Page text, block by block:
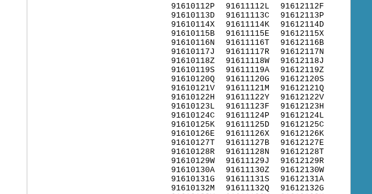
91610112P
91610113D
91610114X
91610115B
91610116N
91610117J
91610118Z
91610119S
91610120Q
91610121V
91610122H
91610123L
91610124C
91610125K
91610126E
91610127T
91610128R
91610129W
91610130A
91610131G
91610132M
91611112L
91611113C
91611114K
91611115E
91611116T
91611117R
91611118W
91611119A
91611120G
91611121M
91611122Y
91611123F
91611124P
91611125D
91611126X
91611127B
91611128N
91611129J
91611130Z
91611131S
91611132Q
91612112F
91612113P
91612114D
91612115X
91612116B
91612117N
91612118J
91612119Z
91612120S
91612121Q
91612122V
91612123H
91612124L
91612125C
91612126K
91612127E
91612128T
91612129R
91612130W
91612131A
91612132G